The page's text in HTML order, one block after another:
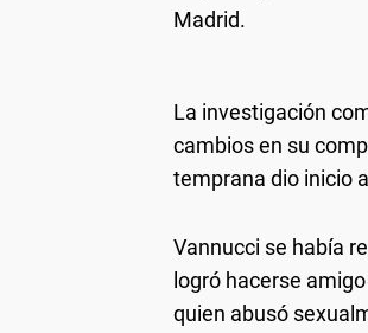
Madrid.
La investigación
cambios en su
temprana dio inicio
Vannucci se había
logró hacerse
quien abusó